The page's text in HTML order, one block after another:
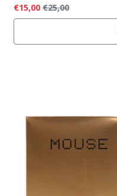
€15,00 €25,00